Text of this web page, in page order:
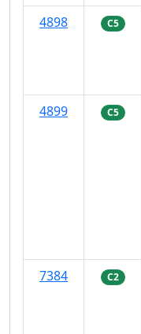
4898
C5
4899
C5
7384
C2